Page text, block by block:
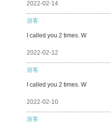
2022-02-14
游客
I called you 2 times. W
2022-02-12
游客
I called you 2 times. W
2022-02-10
游客